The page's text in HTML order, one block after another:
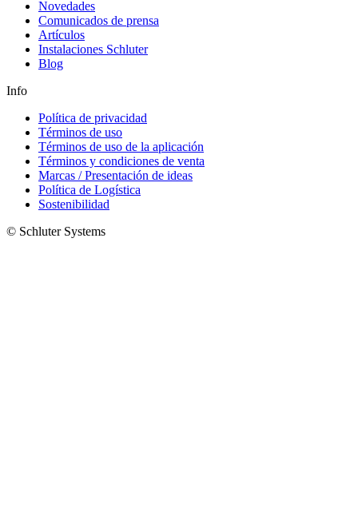
Novedades
Comunicados de prensa
Artículos
Instalaciones Schluter
Blog
Info
Política de privacidad
Términos de uso
Términos de uso de la aplicación
Términos y condiciones de venta
Marcas / Presentación de ideas
Política de Logística
Sostenibilidad
© Schluter Systems